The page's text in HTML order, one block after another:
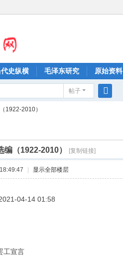
史纵横 毛泽东研究 原始资料
帖子
1922-2010）
（1922-2010） [复制链接]
显示全部楼层
04-14 01:58
工宣言